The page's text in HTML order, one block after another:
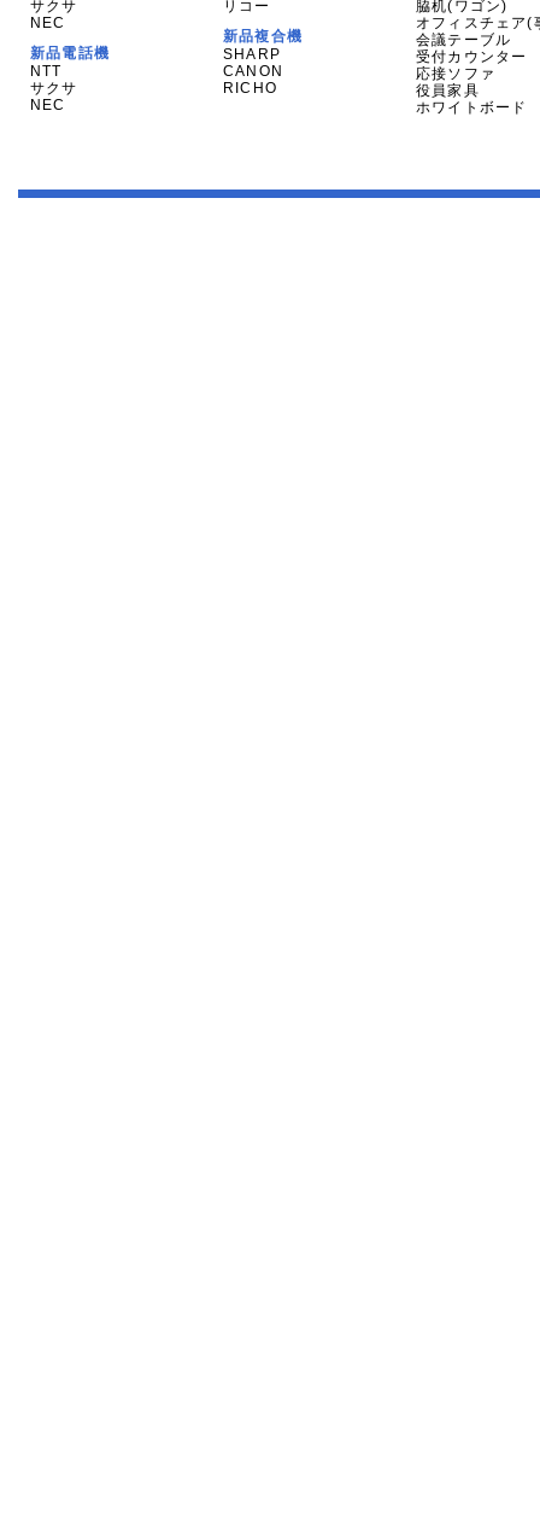
サクサ
NEC
新品電話機
NTT
サクサ
NEC
リコー
新品複合機
SHARP
CANON
RICHO
脇机(ワゴン)
オフィスチェア(
会議テーブル
受付カウンター
応接ソファ
役員家具
ホワイトボード